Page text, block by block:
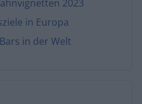
2023
in Europa
in der Welt